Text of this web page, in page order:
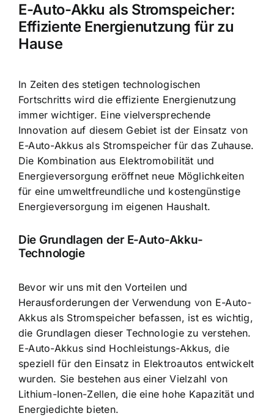
E-Auto-Akku als Stromspeicher:
Effiziente Energienutzung für zu
Hause
In Zeiten des stetigen technologischen
Fortschritts wird die effiziente Energienutzung
immer wichtiger. Eine vielversprechende
Innovation auf diesem Gebiet ist der Einsatz von
E-Auto-Akkus als Stromspeicher für das Zuhause.
Die Kombination aus Elektromobilität und
Energieversorgung eröffnet neue Möglichkeiten
für eine umweltfreundliche und kostengünstige
Energieversorgung im eigenen Haushalt.
Die Grundlagen der E-Auto-Akku-
Technologie
Bevor wir uns mit den Vorteilen und
Herausforderungen der Verwendung von E-Auto-
Akkus als Stromspeicher befassen, ist es wichtig,
die Grundlagen dieser Technologie zu verstehen.
E-Auto-Akkus sind Hochleistungs-Akkus, die
speziell für den Einsatz in Elektroautos entwickelt
wurden. Sie bestehen aus einer Vielzahl von
Lithium-Ionen-Zellen, die eine hohe Kapazität und
Energiedichte bieten.